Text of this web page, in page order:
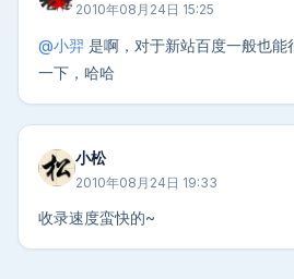
2010年08月24日 15:25
@小羿 是啊，对于新站百度一般也能
一下，哈哈
小松
2010年08月24日 19:33
收录速度蛮快的~